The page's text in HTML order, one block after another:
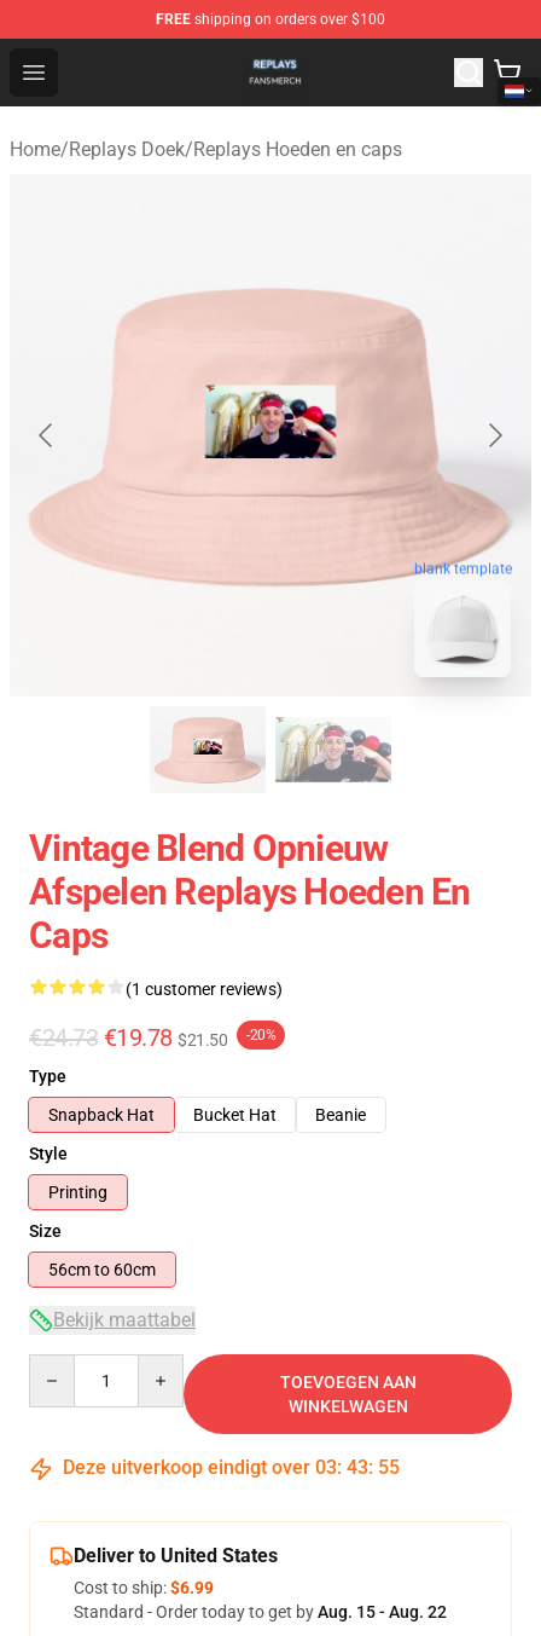
FREE shipping on orders over $100
Open menu
Replays Shop - Official Replays Merchandise Store
Home/Replays Doek/Replays Hoeden en caps
blank template
Vintage Blend Opnieuw
Afspelen Replays Hoeden En
Caps
(1 customer reviews)
€24.73 €19.78 $21.50 -20%
Type
Snapback Hat
Bucket Hat
Beanie
Style
Printing
Size
56cm to 60cm
Bekijk maattabel
TOEVOEGEN AAN
WINKELWAGEN
Deze uitverkoop eindigt over 03: 43: 54
Deliver to United States
Cost to ship:$6.99
Standard - Order today to get byAug. 15 - Aug. 22